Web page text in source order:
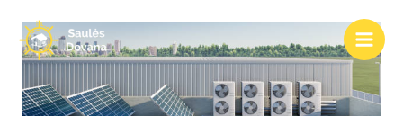
prie
turinio